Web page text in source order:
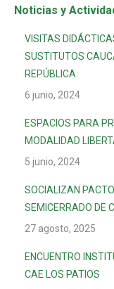
Noticias y
VISITAS
SUSTITUTOS
REPÚBLICA
6 junio, 2024
ESPACIOS PARA
MODALIDAD
5 junio, 2024
SOCIALIZAN
SEMICERRADO DE
27 agosto, 2025
ENCUENTRO
CAE LOS PATIOS